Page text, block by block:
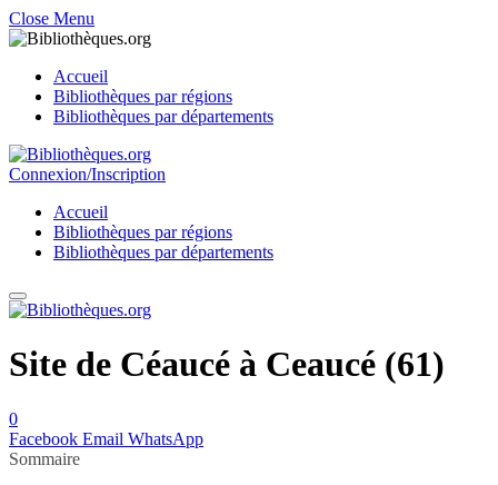
Close Menu
Accueil
Bibliothèques par régions
Bibliothèques par départements
Connexion/Inscription
Accueil
Bibliothèques par régions
Bibliothèques par départements
Site de Céaucé à Ceaucé (61)
0
Facebook Email WhatsApp
Sommaire